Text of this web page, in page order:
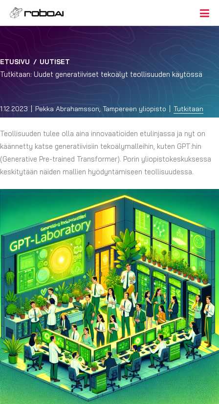
ETUSIVU / UUTISET
Tutkitaan: Uudet generatiiviset tekoälyt teollisuuden käytössä
1.12.2023 Pekka Abrahamsson, Tampereen yliopisto Tutkitaan
Teollisuuden tulee olla aina innovaatioiden etulinjassa ja nyt on
käännetty katse generatiivisiin tekoälymalleihin, kuten GPT:hin
(Generative Pre-trained Transformer). Porin yliopistokeskuksessa
keskitytään näiden mallien hyödyntämiseen teollisuudessa.